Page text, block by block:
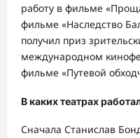
работу в фильме
фильме «Наследство
получил приз
международном
фильме «Путевой
В каких театрах
Сначала Станислав